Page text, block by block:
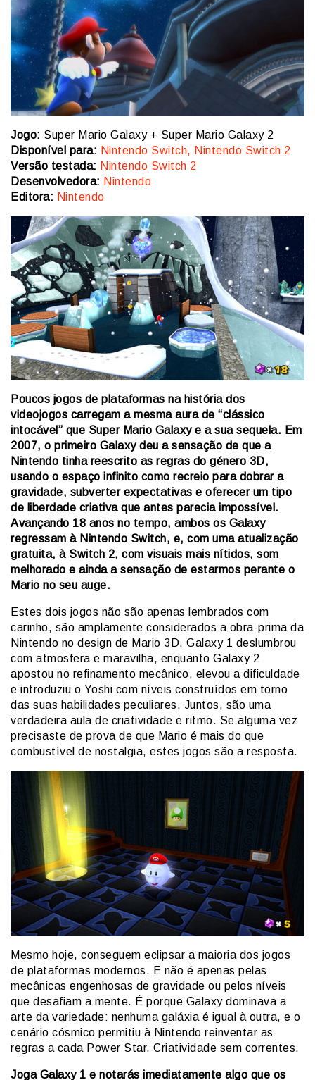
Jogo: Super Mario Galaxy + Super Mario Galaxy 2
Disponível para: Nintendo Switch, Nintendo Switch 2
Versão testada: Nintendo Switch 2
Desenvolvedora: Nintendo
Editora: Nintendo
Poucos jogos de plataformas na história dos
videojogos carregam a mesma aura de “clássico
intocável” que Super Mario Galaxy e a sua sequela. Em
2007, o primeiro Galaxy deu a sensação de que a
Nintendo tinha reescrito as regras do género 3D,
usando o espaço infinito como recreio para dobrar a
gravidade, subverter expectativas e oferecer um tipo
de liberdade criativa que antes parecia impossível.
Avançando 18 anos no tempo, ambos os Galaxy
regressam à Nintendo Switch, e, com uma atualização
gratuita, à Switch 2, com visuais mais nítidos, som
melhorado e ainda a sensação de estarmos perante o
Mario no seu auge.
Estes dois jogos não são apenas lembrados com
carinho, são amplamente considerados a obra-prima da
Nintendo no design de Mario 3D. Galaxy 1 deslumbrou
com atmosfera e maravilha, enquanto Galaxy 2
apostou no refinamento mecânico, elevou a dificuldade
e introduziu o Yoshi com níveis construídos em torno
das suas habilidades peculiares. Juntos, são uma
verdadeira aula de criatividade e ritmo. Se alguma vez
precisaste de prova de que Mario é mais do que
combustível de nostalgia, estes jogos são a resposta.
Mesmo hoje, conseguem eclipsar a maioria dos jogos
de plataformas modernos. E não é apenas pelas
mecânicas engenhosas de gravidade ou pelos níveis
que desafiam a mente. É porque Galaxy dominava a
arte da variedade: nenhuma galáxia é igual à outra, e o
cenário cósmico permitiu à Nintendo reinventar as
regras a cada Power Star. Criatividade sem correntes.
Joga Galaxy 1 e notarás imediatamente algo que os